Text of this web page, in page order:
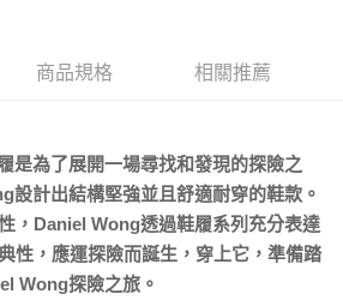
含以上)免運費
含以上)免運費
商品規格 相關推薦
是為了展開一場尋找和發現的探險之
設計出結構堅強並且舒適耐穿的鞋款。
，Daniel Wong透過鞋履系列充分表達
性，應運探險而誕生，穿上它，準備踏
Wong探險之旅。